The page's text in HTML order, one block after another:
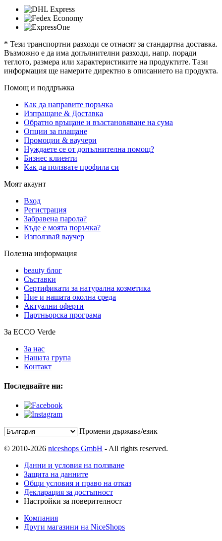
* Тези транспортни разходи се отнасят за стандартна доставка.
Възможно е да има допълнителни разходи, напр. поради
теглото, размера или характеристиките на продуктите. Тази
информация ще намерите директно в описанието на продукта.
Помощ и поддръжка
Как да направите поръчка
Изпращане & Доставка
Обратно връщане и възстановяване на сума
Опции за плащане
Промоции & ваучери
Нуждаете се от допълнителна помощ?
Бизнес клиенти
Как да ползвате профила си
Моят акаунт
Вход
Регистрация
Забравена парола?
Къде е моята поръчка?
Използвай ваучер
Полезна информация
beauty блог
Съставки
Сертификати за натурална козметика
Ние и нашата околна среда
Актуални оферти
Партньорска програма
За ECCO Verde
За нас
Нашата група
Контакт
Последвайте ни:
Промени държава/език
© 2010-2026 niceshops GmbH - All rights reserved.
Данни и условия на ползване
Защита на данните
Общи условия и право на отказ
Декларация за достъпност
Настройки за поверителност
Компания
Други магазини на NiceShops